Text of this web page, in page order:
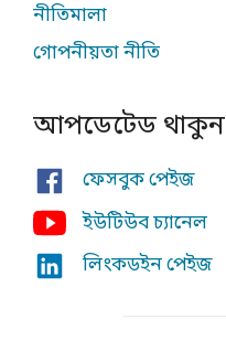
নীতিমালা
গোপনীয়তা নীতি
আপডেটেড থাকুন
ফেসবুক পেইজ
ইউটিউব চ্যানেল
লিংকডইন পেইজ